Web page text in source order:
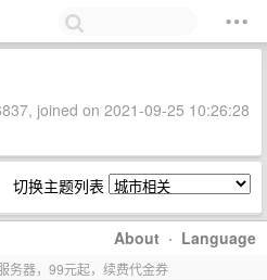
joined on 2021-09-25 10:26:28
切换主题列表
About · Language
务器，99元起，续费代金券